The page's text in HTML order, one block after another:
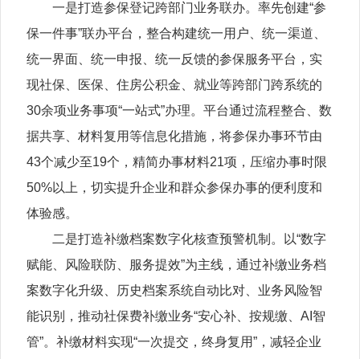
一是打造参保登记跨部门业务联办。率先创建“参
保一件事”联办平台，整合构建统一用户、统一渠道、
统一界面、统一申报、统一反馈的参保服务平台，实
现社保、医保、住房公积金、就业等跨部门跨系统的
30余项业务事项“一站式”办理。平台通过流程整合、数
据共享、材料复用等信息化措施，将参保办事环节由
43个减少至19个，精简办事材料21项，压缩办事时限
50%以上，切实提升企业和群众参保办事的便利度和
体验感。
二是打造补缴档案数字化核查预警机制。以“数字
赋能、风险联防、服务提效”为主线，通过补缴业务档
案数字化升级、历史档案系统自动比对、业务风险智
能识别，推动社保费补缴业务“安心补、按规缴、AI智
管”。补缴材料实现“一次提交，终身复用”，减轻企业